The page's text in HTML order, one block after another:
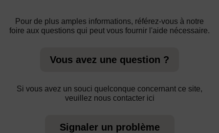
Pour de plus amples informations, référez-vous à notre
foire aux questions qui peut vous fournir l'aide nécessaire.
Vous avez une question ?
Si vous avez un souci quelconque concernant ce site,
veuillez nous contacter ici
Signaler un problème